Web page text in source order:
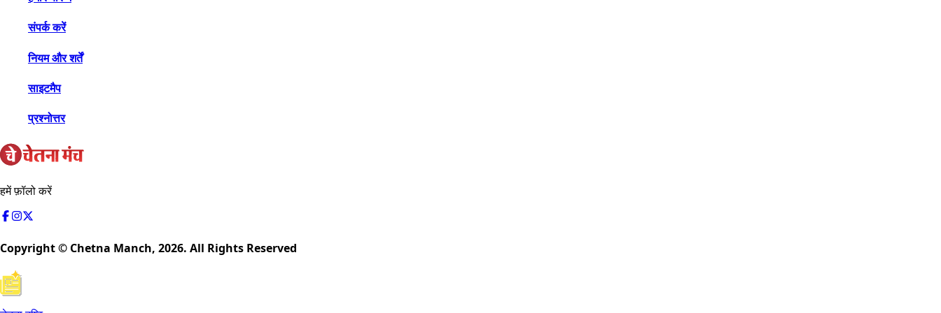
संपर्क करें
नियम और शर्तें
साइटमैप
प्रश्नोत्तर
हमें फ़ॉलो करें
Copyright © Chetna Manch, 2026. All Rights Reserved